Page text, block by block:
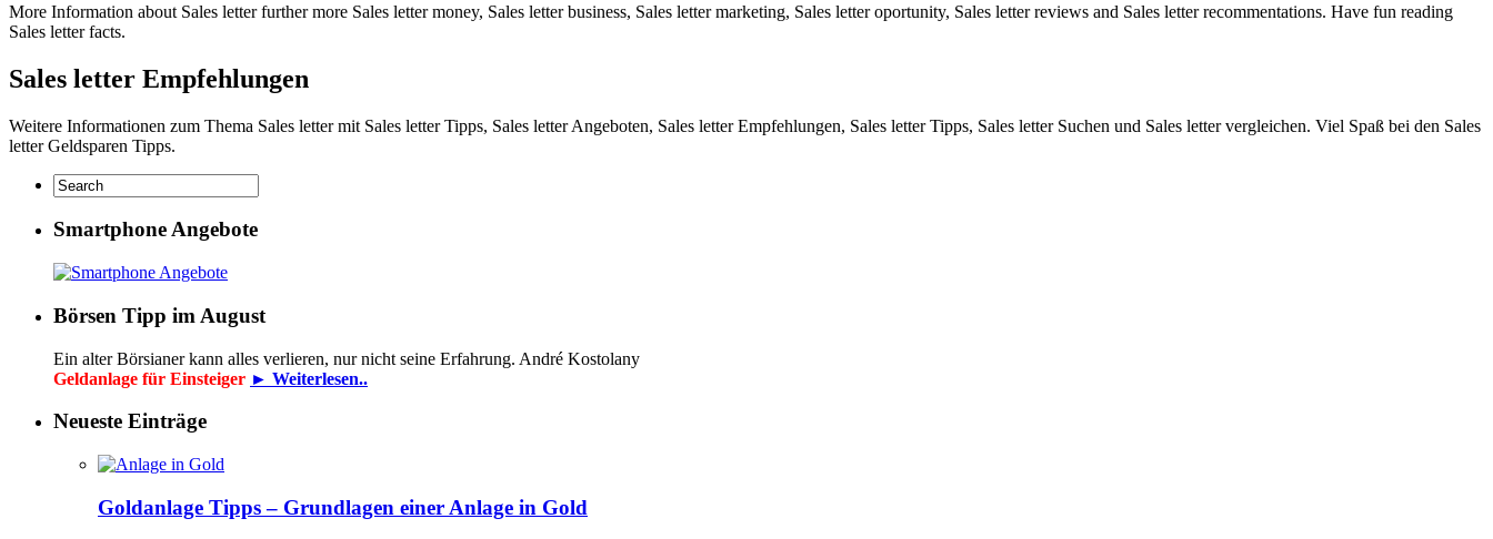
More Information about Sales letter further more Sales letter money, Sales letter business, Sales letter marketing, Sales letter oportunity, Sales letter reviews and Sales letter recommentations. Have fun reading
Sales letter facts.
Sales letter Empfehlungen
Weitere Informationen zum Thema Sales letter mit Sales letter Tipps, Sales letter Angeboten, Sales letter Empfehlungen, Sales letter Tipps, Sales letter Suchen und Sales letter vergleichen. Viel Spaß bei den Sales
letter Geldsparen Tipps.
Smartphone Angebote
Börsen Tipp im August
Ein alter Börsianer kann alles verlieren, nur nicht seine Erfahrung. André Kostolany
Geldanlage für Einsteiger ► Weiterlesen..
Neueste Einträge
Goldanlage Tipps – Grundlagen einer Anlage in Gold